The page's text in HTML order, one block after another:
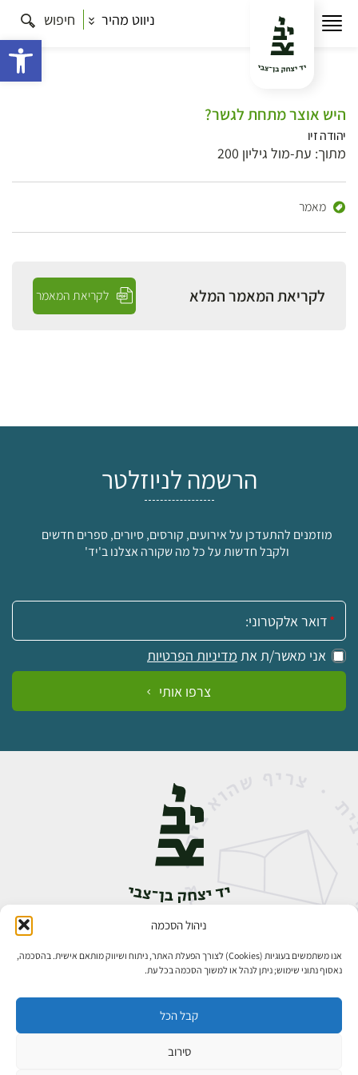
ניהול הסכמה
אנו משתמשים בעוגיות (Cookies) לצורך הפעלת האתר, ניתוח ושיווק מותאם אישית. בהסכמה,
נאסוף נתוני שימוש; ניתן לנהל או למשוך הסכמה בכל עת.
קבל הכל
סירוב
ניווט מהיר חיפוש
היש אוצר מתחת לגשר?
יהודה זיו
מתוך: עת-מול גיליון 200
מאמר
לקריאת המאמר המלא לקריאת המאמר
הרשמה לניוזלטר
מוזמנים להתעדכן על אירועים, קורסים, סיורים, ספרים חדשים
ולקבל חדשות על כל מה שקורה אצלנו ב'יד'
אימייל:
אני מאשר/ת את מדיניות הפרטיות
צרפו אותי
אבן גבירול 14, רחביה, ירושלים